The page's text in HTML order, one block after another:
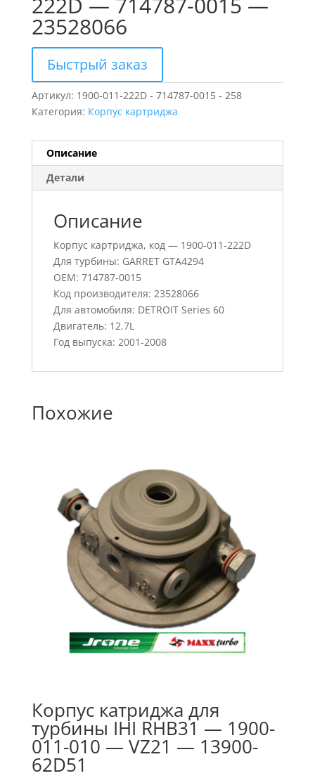
23528066
Быстрый заказ
Артикул: 1900-011-222D - 714787-0015 - 258
Категория: Корпус картриджа
Описание
Детали
Описание
Корпус картриджа, код — 1900-011-222D
Для турбины: GARRET GTA4294
OEM: 714787-0015
Код производителя: 23528066
Для автомобиля: DETROIT Series 60
Двигатель: 12.7L
Год выпуска: 2001-2008
Похожие
Корпус катриджа для
турбины IHI RHB31 — 1900-
011-010 — VZ21 — 13900-
62D51